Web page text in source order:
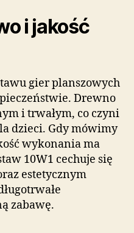
i jakość
gier planszowych
Drewno
i trwałym, co czyni
dzieci. Gdy mówimy
wykonania ma
10W1 cechuje się
estetycznym
zabawę.